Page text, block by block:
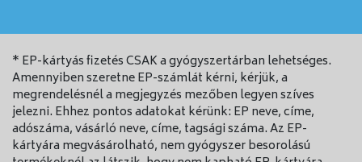
* EP-kártyás fizetés CSAK a gyógyszertárban lehetséges.
Amennyiben szeretne EP-számlát kérni, kérjük, a
megrendelésnél a megjegyzés mezőben legyen szíves
jelezni. Ehhez pontos adatokat kérünk: EP neve, címe,
adószáma, vásárló neve, címe, tagsági száma. Az EP-
kártyára megvásárolható, nem gyógyszer besorolású